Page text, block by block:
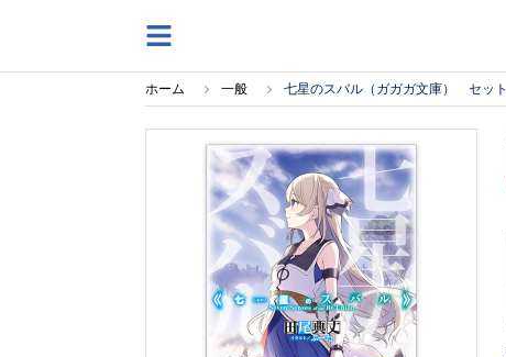
ホーム 一般 七星のスバル（ガガガ文庫） セット